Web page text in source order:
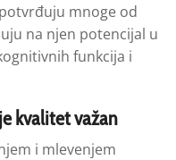
mnoge od
na njen potencijal u
funkcija i
kvalitet važan
i mlevenjem